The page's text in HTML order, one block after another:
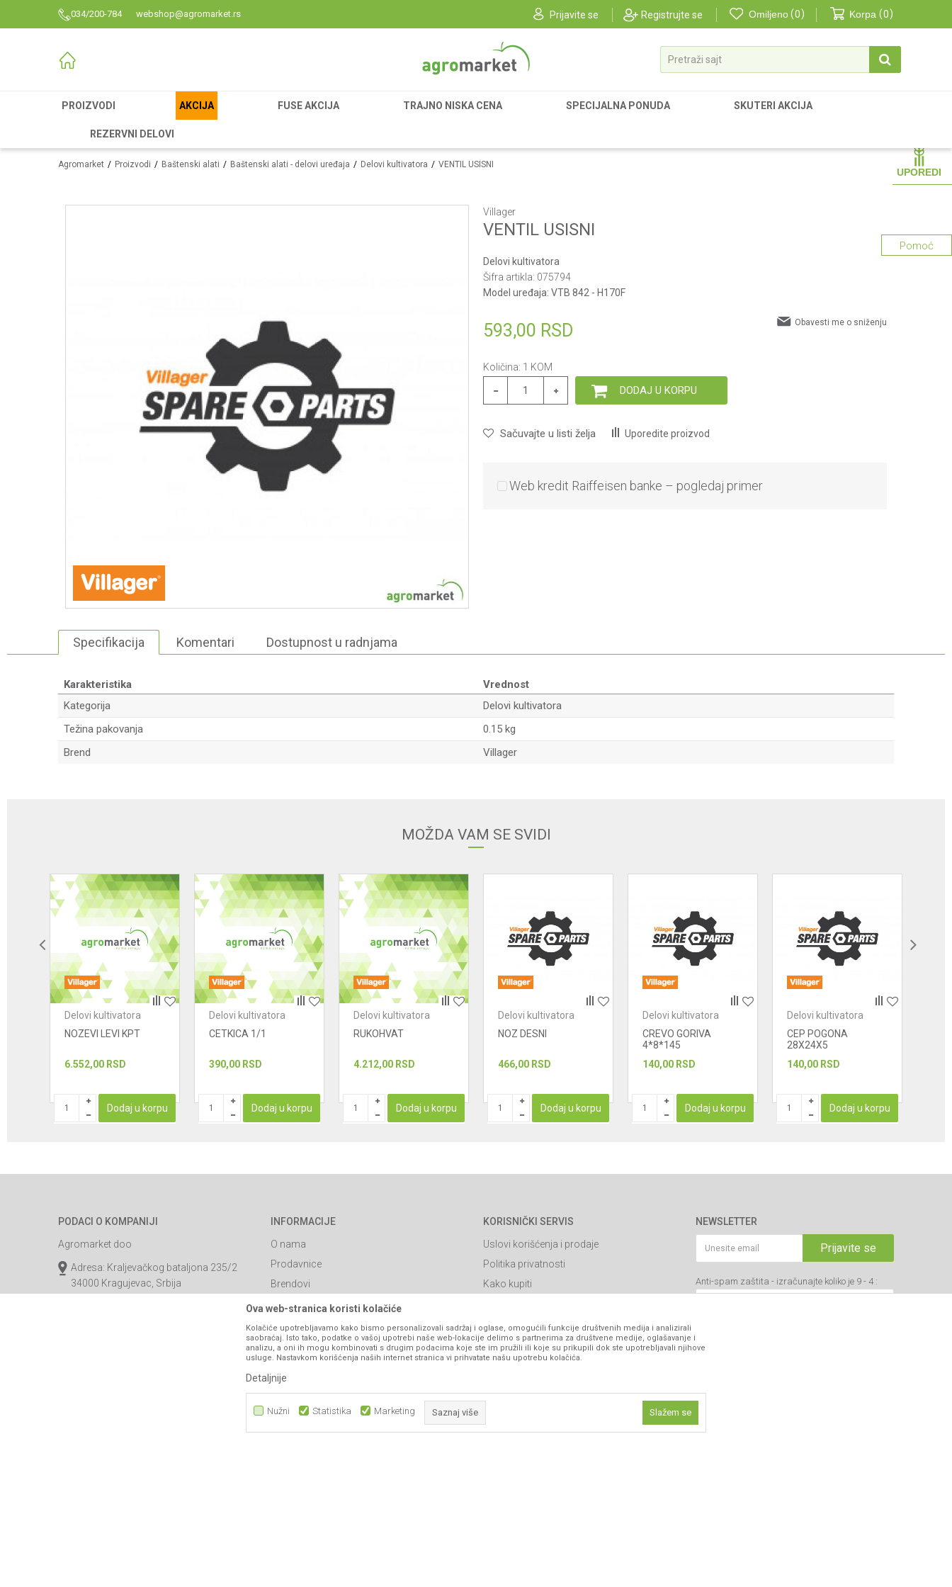
034/200-784 webshop@agromarket.rs Prijavite se Registrujte se Omiljeno 0 Korpa 0
Pretraži sajt
PROIZVODI AKCIJA FUSE AKCIJA TRAJNO NISKA CENA SPECIJALNA PONUDA SKUTERI AKCIJA
REZERVNI DELOVI
UPOREDI
Agromarket Proizvodi Baštenski alati Baštenski alati - delovi uređaja Delovi kultivatora VENTIL USISNI
Villager
VENTIL USISNI
Delovi kultivatora
Šifra artikla: 075794
Model uređaja: VTB 842 - H170F
593,00 RSD Obavesti me o sniženju
Količina: 1 KOM
DODAJ U KORPU
Sačuvajte u listi želja Uporedite proizvod
Web kredit Raiffeisen banke – pogledaj primer
Pomoć
Specifikacija Komentari Dostupnost u radnjama
Karakteristika
Vrednost
Kategorija
Delovi kultivatora
Težina pakovanja
0.15 kg
Brend
Villager
POŠALJI
MOŽDA VAM SE SVIDI
Delovi kultivatora
NOZEVI LEVI KPT
6.552,00 RSD
Dodaj u korpu
Delovi kultivatora
CETKICA 1/1
390,00 RSD
Dodaj u korpu
Delovi kultivatora
RUKOHVAT
4.212,00 RSD
Dodaj u korpu
Delovi kultivatora
NOZ DESNI
466,00 RSD
Dodaj u korpu
Delovi kultivatora
CREVO GORIVA
4*8*145
140,00 RSD
Dodaj u korpu
Delovi kultivatora
CEP POGONA
28X24X5
140,00 RSD
Dodaj u korpu
PODACI O KOMPANIJI
Agromarket doo
Adresa: Kraljevačkog bataljona 235/2
34000 Kragujevac, Srbija
INFORMACIJE
O nama
Prodavnice
Brendovi
Katalozi
Saradnja
Blog
Najčešća pitanja
Kontakt
KORISNIČKI SERVIS
Uslovi korišćenja i prodaje
Politika privatnosti
Kako kupiti
Click & Collect
Načini plaćanja
Plaćanje karticama
Pravo na odustajanje
Reklamacije
NEWSLETTER
Prijavite se
Anti-spam zaštita - izračunajte koliko je 9 - 4 :
VIBER I SMS NEWSLETTER
Ova web-stranica koristi kolačiće
Kolačiće upotrebljavamo kako bismo personalizovali sadržaj i oglase, omogućili funkcije društvenih medija i analizirali
saobraćaj. Isto tako, podatke o vašoj upotrebi naše web-lokacije delimo s partnerima za društvene medije, oglašavanje i
analizu, a oni ih mogu kombinovati s drugim podacima koje ste im pružili ili koje su prikupili dok ste upotrebljavali njihove
usluge. Nastavkom korišćenja naših internet stranica vi prihvatate našu upotrebu kolačića.
Detaljnije
Nužni Statistika Marketing Saznaj više Slažem se